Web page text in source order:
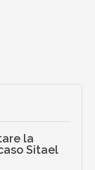
la
Sitael